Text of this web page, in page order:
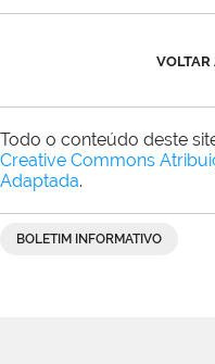
VOLTAR
Todo o conteúdo deste
Creative Commons
Adaptada.
BOLETIM INFORMATIVO